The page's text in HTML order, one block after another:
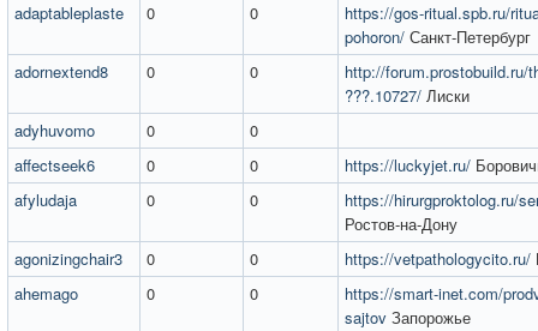
adaptableplaste
0 0
https://gos-ritual.spb.ru/
pohoron/ Санкт-Петербург
adornextend8
0 0
http://forum.prostobuild.ru/
???.10727/ Лиски
adyhuvomo
0
0
affectseek6
0 0 https://luckyjet.ru/
afyludaja
0 0
https://hirurgproktolog.ru/
Ростов-на-Дону
agonizingchair3
0 0 https://vetpathologycito.ru/
ahemago
0 0
https://smart-inet.com/
sajtov Запорожье